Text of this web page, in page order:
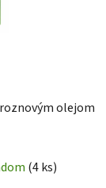
olejom
(4 ks)